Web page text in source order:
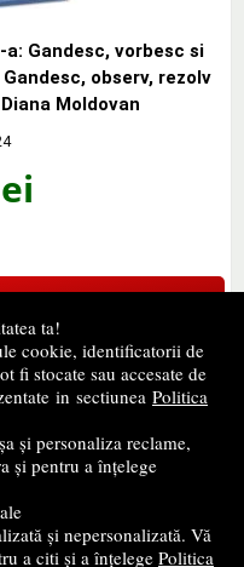
ta!
cookie, identificatorii de
fi stocate sau accesate de
in sectiunea Politica
și personaliza reclame,
și pentru a înțelege
și nepersonalizată. Vă
a citi și a înțelege Politica
Gandesc, vorbesc si
observ, rezolv
Moldovan